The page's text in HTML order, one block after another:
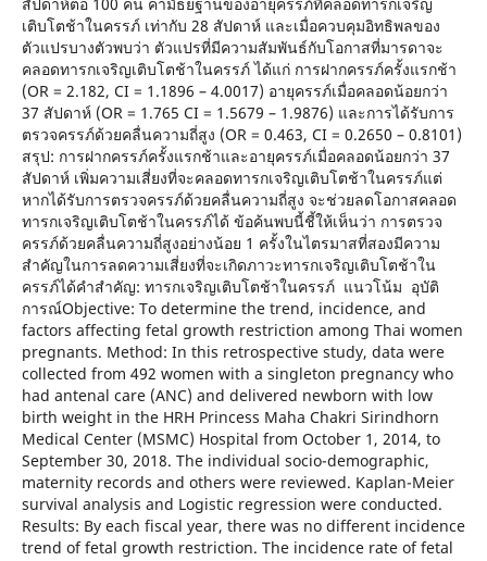
เติบโตช้าในครรภ์ เท่ากับ 28 สัปดาห์ และเมื่อควบคุมอิทธิพลของ
ตัวแปรบางตัวพบว่า ตัวแปรที่มีความสัมพันธ์กับโอกาสที่มารดาจะ
คลอดทารกเจริญเติบโตช้าในครรภ์ ได้แก่ การฝากครรภ์ครั้งแรกช้า
(OR = 2.182, CI = 1.1896 – 4.0017) อายุครรภ์เมื่อคลอดน้อยกว่า
37 สัปดาห์ (OR = 1.765 CI = 1.5679 – 1.9876) และการได้รับการ
ตรวจครรภ์ด้วยคลื่นความถี่สูง (OR = 0.463, CI = 0.2650 – 0.8101)
สรุป: การฝากครรภ์ครั้งแรกช้าและอายุครรภ์เมื่อคลอดน้อยกว่า 37
สัปดาห์ เพิ่มความเสี่ยงที่จะคลอดทารกเจริญเติบโตช้าในครรภ์แต่
หากได้รับการตรวจครรภ์ด้วยคลื่นความถี่สูง จะช่วยลดโอกาสคลอด
ทารกเจริญเติบโตช้าในครรภ์ได้ ข้อค้นพบนี้ชี้ให้เห็นว่า การตรวจ
ครรภ์ด้วยคลื่นความถี่สูงอย่างน้อย 1 ครั้งในไตรมาสที่สองมีความ
สำคัญในการลดความเสี่ยงที่จะเกิดภาวะทารกเจริญเติบโตช้าใน
ครรภ์ได้คำสำคัญ: ทารกเจริญเติบโตช้าในครรภ์ แนวโน้ม อุบัติ
การณ์Objective: To determine the trend, incidence, and
factors affecting fetal growth restriction among Thai women
pregnants. Method: In this retrospective study, data were
collected from 492 women with a singleton pregnancy who
had antenal care (ANC) and delivered newborn with low
birth weight in the HRH Princess Maha Chakri Sirindhorn
Medical Center (MSMC) Hospital from October 1, 2014, to
September 30, 2018. The individual socio-demographic,
maternity records and others were reviewed. Kaplan-Meier
survival analysis and Logistic regression were conducted.
Results: By each fiscal year, there was no different incidence
trend of fetal growth restriction. The incidence rate of fetal